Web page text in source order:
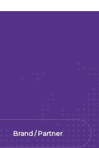
Brand / Partner